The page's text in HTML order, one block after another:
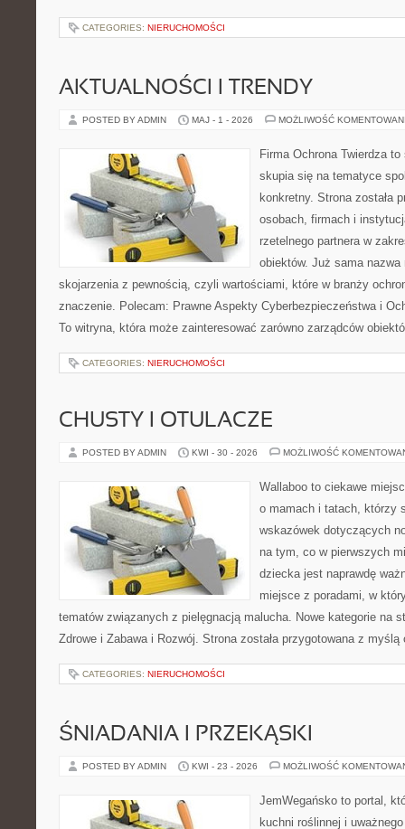
CATEGORIES: NIERUCHOMOŚCI
AKTUALNOŚCI I TRENDY
POSTED BY ADMIN MAJ - 1 - 2026 MOŻLIWOŚĆ
Firma Ochrona Twierdza
skupia się na tematyce
konkretny. Strona została
osobach, firmach i
rzetelnego partnera w
obiektów. Już sama nazwa
skojarzenia z pewnością, czyli wartościami, które w branży
znaczenie. Polecam: Prawne Aspekty Cyberbezpieczeństwa i
To witryna, która może zainteresować zarówno zarządców
CATEGORIES: NIERUCHOMOŚCI
CHUSTY I OTULACZE
POSTED BY ADMIN KWI - 30 - 2026 MOŻLIWOŚĆ
Wallaboo to ciekawe
o mamach i tatach, którzy
wskazówek dotyczących
na tym, co w pierwszych
dziecka jest naprawdę
miejsce z poradami, w
tematów związanych z pielęgnacją malucha. Nowe kategorie na
Zdrowe i Zabawa i Rozwój. Strona została przygotowana z
CATEGORIES: NIERUCHOMOŚCI
ŚNIADANIA I PRZEKĄSKI
POSTED BY ADMIN KWI - 23 - 2026 MOŻLIWOŚĆ
JemWegańsko to portal,
kuchni roślinnej i